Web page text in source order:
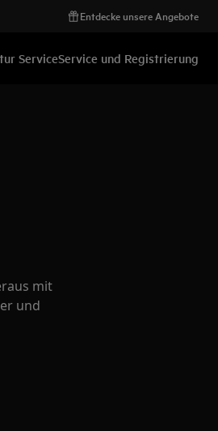
Entdecke unsere Angebote
ServiceService und Registrierung
mit
und